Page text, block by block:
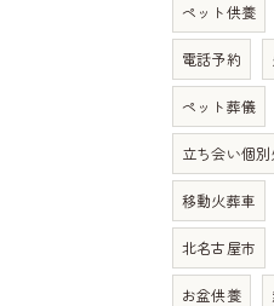
ペット供養
電話予約
ペット葬儀
立ち会い個別
移動火葬車
北名古屋市
お盆供養